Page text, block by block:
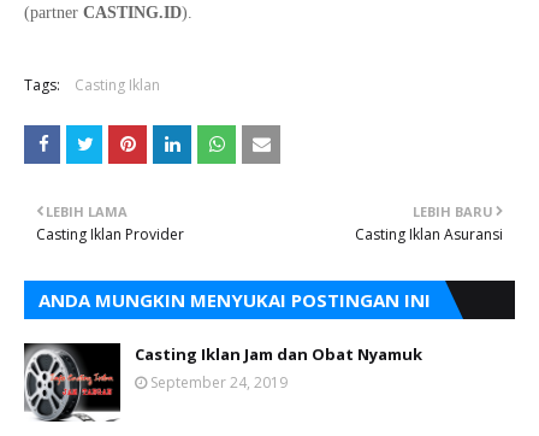
(partner CASTING.ID).
Tags: Casting Iklan
LEBIH BARU
Casting Iklan Asuransi
LEBIH LAMA
Casting Iklan Provider
ANDA MUNGKIN MENYUKAI POSTINGAN INI
Casting Iklan Jam dan Obat Nyamuk
September 24, 2019